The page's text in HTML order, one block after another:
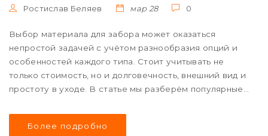
Ростислав Беляев мар 28 0
Выбор материала для забора может оказаться
непростой задачей с учётом разнообразия опций и
особенностей каждого типа. Стоит учитывать не
только стоимость, но и долговечность, внешний вид и
простоту в уходе. В статье мы разберём популярные
предоставим советы по выбору. Эта информация
поможет вам сделать осознанный выбор, гарантируя,
Более подробно